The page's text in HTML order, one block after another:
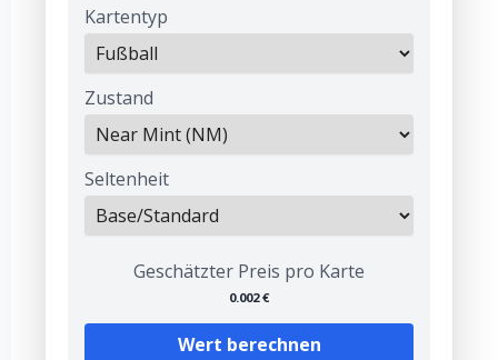
Kartentyp
Zustand
Seltenheit
Geschätzter Preis pro Karte
0.002 €
Wert berechnen